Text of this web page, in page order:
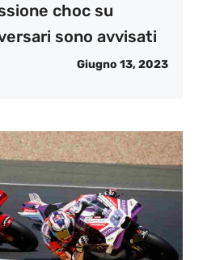
choc su
sono avvisati
Giugno 13, 2023